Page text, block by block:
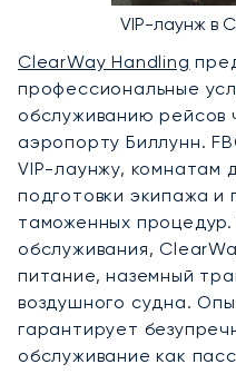
VIP-лаунж в
ClearWay Handling
профессиональные
обслуживанию рейсов
аэропорту Биллунн.
VIP-лаунжу, комнатам
подготовки экипажа и
таможенных
обслуживания,
питание, наземный
воздушного судна.
гарантирует
обслуживание как